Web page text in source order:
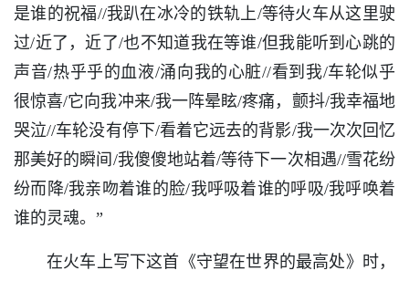
是谁的祝福//我趴在冰冷的铁轨上/等待火车从这里驶
过/近了，近了/也不知道我在等谁/但我能听到心跳的
声音/热乎乎的血液/涌向我的心脏//看到我/车轮似乎
很惊喜/它向我冲来/我一阵晕眩/疼痛，颤抖/我幸福地
哭泣//车轮没有停下/看着它远去的背影/我一次次回忆
那美好的瞬间/我傻傻地站着/等待下一次相遇//雪花纷
纷而降/我亲吻着谁的脸/我呼吸着谁的呼吸/我呼唤着
谁的灵魂。”
在火车上写下这首《守望在世界的最高处》时，